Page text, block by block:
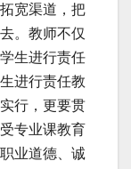
宽渠道，把
。教师不仅
生进行责任
进行责任教
行，更要贯
专业课教育
业道德、诚